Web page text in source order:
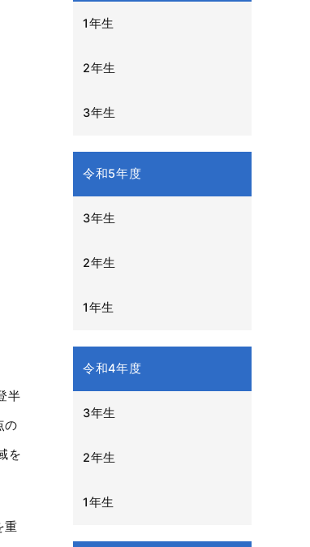
半
の
を
重
1年生
2年生
3年生
令和5年度
3年生
2年生
1年生
令和4年度
3年生
2年生
1年生